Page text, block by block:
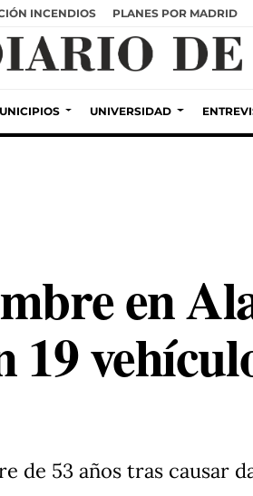
INCENDIOS PLANES POR MADRID
UNIVERSIDAD
en
19
de 53 años tras causar